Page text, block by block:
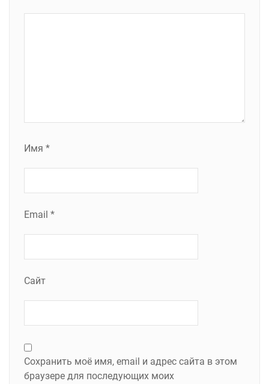
Имя *
Email *
Сайт
Сохранить моё имя, email и адрес сайта в этом
браузере для последующих моих